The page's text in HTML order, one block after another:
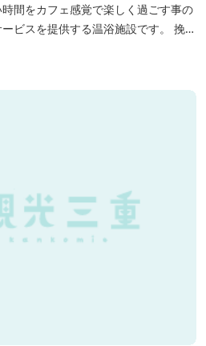
間をカフェ感覚で楽しく過ごす事の
ビスを提供する温浴施設です。 挽き
、マッサージチェア、Wi-Fiを無料